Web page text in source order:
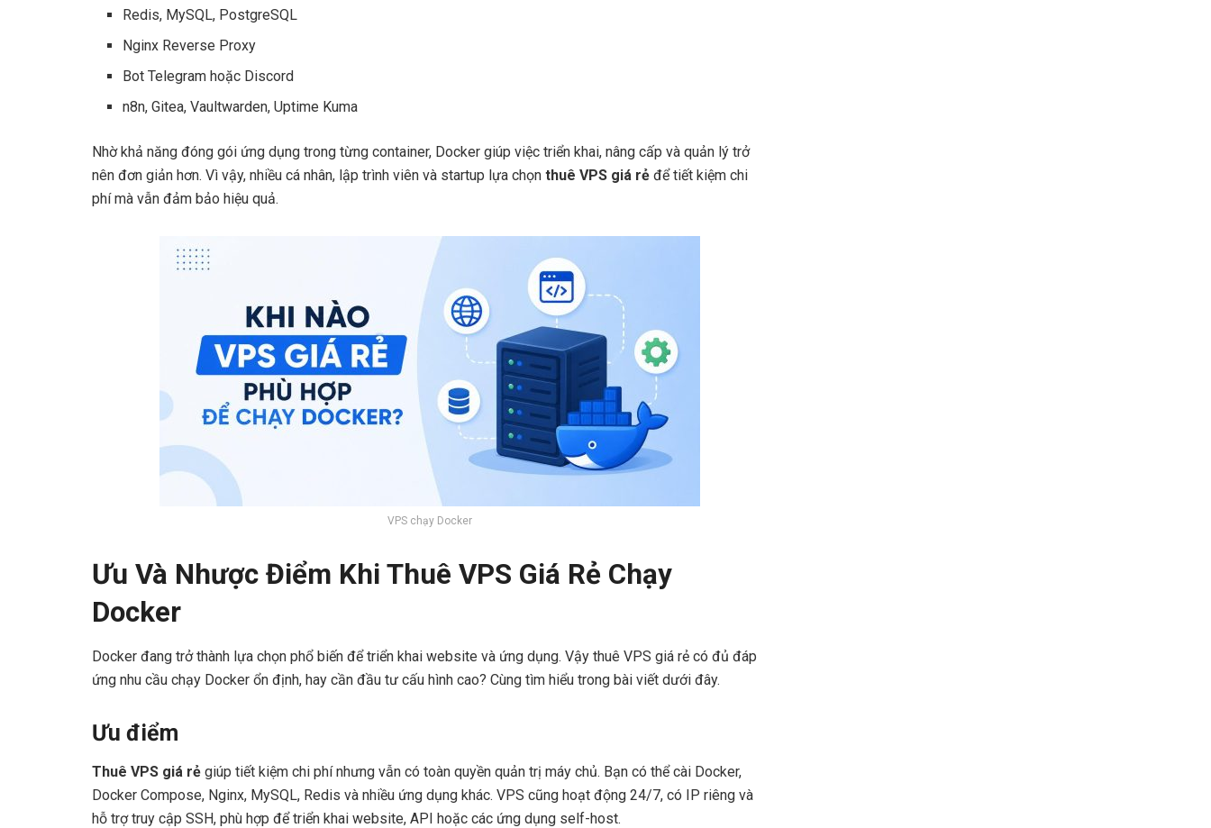
Redis, MySQL, PostgreSQL
Nginx Reverse Proxy
Bot Telegram hoặc Discord
n8n, Gitea, Vaultwarden, Uptime Kuma
Nhờ khả năng đóng gói ứng dụng trong từng container, Docker giúp việc triển khai, nâng cấp và quản lý trở
nên đơn giản hơn. Vì vậy, nhiều cá nhân, lập trình viên và startup lựa chọn thuê VPS giá rẻ để tiết kiệm chi
phí mà vẫn đảm bảo hiệu quả.
VPS chạy Docker
Ưu Và Nhược Điểm Khi Thuê VPS Giá Rẻ Chạy
Docker
Docker đang trở thành lựa chọn phổ biến để triển khai website và ứng dụng. Vậy thuê VPS giá rẻ có đủ đáp
ứng nhu cầu chạy Docker ổn định, hay cần đầu tư cấu hình cao? Cùng tìm hiểu trong bài viết dưới đây.
Ưu điểm
Thuê VPS giá rẻ giúp tiết kiệm chi phí nhưng vẫn có toàn quyền quản trị máy chủ. Bạn có thể cài Docker,
Docker Compose, Nginx, MySQL, Redis và nhiều ứng dụng khác. VPS cũng hoạt động 24/7, có IP riêng và
hỗ trợ truy cập SSH, phù hợp để triển khai website, API hoặc các ứng dụng self-host.